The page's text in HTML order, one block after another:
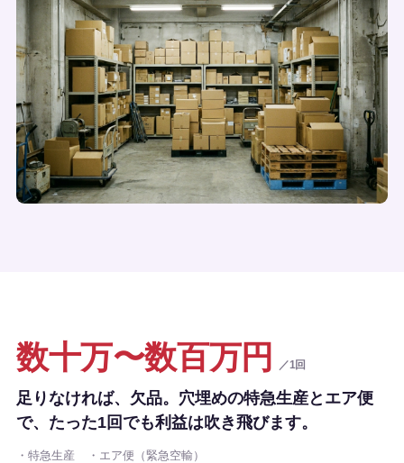
数十万〜数百万円 ／1回
足りなければ、欠品。穴埋めの特急生産とエア便
で、たった1回でも利益は吹き飛びます。
・特急生産 ・エア便（緊急空輸）